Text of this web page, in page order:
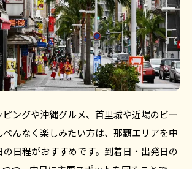
ングや沖縄グルメ、首里城や近場のビー
んなく楽しみたい方は、那覇エリアを中
日程がおすすめです。到着日・出発日の